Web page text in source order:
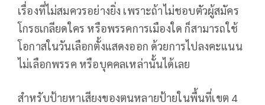
เรื่องที่ไม่สมควรอย่างยิ่ง เพราะถ้าไม่ชอบตัวผู้สมัคร
โกรธเกลียดใคร หรือพรรคการเมืองใด ก็สามารถใช้
โอกาสในวันเลือกตั้งแสดงออก ด้วยการไปลงคะแนน
ไม่เลือกพรรค หรือบุคคลเหล่านั้นได้เลย
สำหรับป้ายหาเสียงของตนหลายป้ายในพื้นที่เขต 4